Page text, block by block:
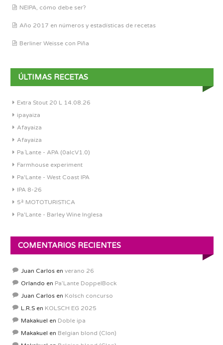
NEIPA, cómo debe ser?
Año 2017 en números y estadísticas de recetas
Berliner Weisse con Piña
ÚLTIMAS RECETAS
Extra Stout 20 L 14.08.26
ipayaiza
Afayaiza
Afayaiza
Pa´Lante - APA (0alcV1.0)
Farmhouse experiment
Pa'Lante - West Coast IPA
IPA 8-26
5ª MOTOTURISTICA
Pa'Lante - Barley Wine Inglesa
COMENTARIOS RECIENTES
Juan Carlos en verano 26
Orlando en Pa’Lante DoppelBock
Juan Carlos en Kolsch concurso
L.R.S en KOLSCH EG 2025
Makakuel en Doble ipa
Makakuel en Belgian blond (Clon)